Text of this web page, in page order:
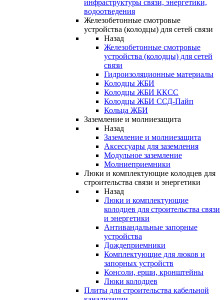
инфраструктуры связи, энергетики,
водоотведения
Железобетонные смотровые
устройства (колодцы) для сетей связи
Назад
Железобетонные смотровые
устройства (колодцы) для сетей
связи
Гидроизоляционные материалы
Колодцы ЖБИ
Колодцы ЖБИ ККСС
Колодцы ЖБИ ССД-Пайп
Кольца ЖБИ
Заземление и молниезащита
Назад
Заземление и молниезащита
Аксессуары для заземления
Модульное заземление
Молниеприемники
Люки и комплектующие колодцев для
строительства связи и энергетики
Назад
Люки и комплектующие
колодцев для строительства связи
и энергетики
Антивандальные запорные
устройства
Дождеприемники
Комплектующие для люков и
запорных устройств
Консоли, ерши, кронштейны
Люки колодцев
Плиты для строительства кабельной